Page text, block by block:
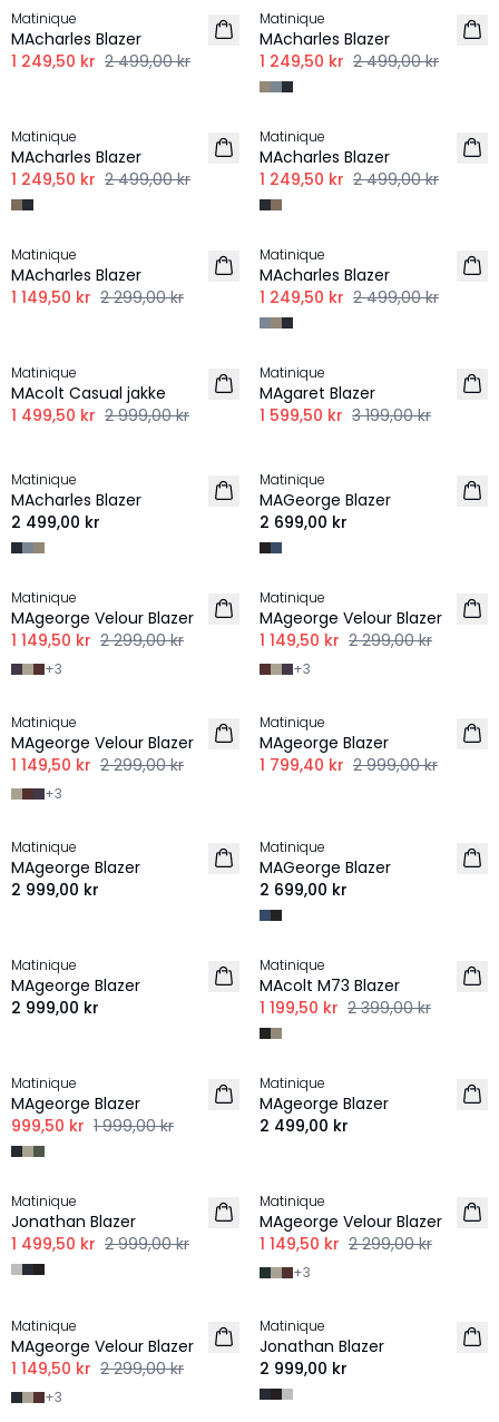
Matinique
MAcharles Blazer
1 249,50 kr 2 499,00 kr
Matinique
MAcharles Blazer
1 249,50 kr 2 499,00 kr
Matinique
MAcharles Blazer
1 249,50 kr 2 499,00 kr
-50%
Matinique
MAcharles Blazer
1 249,50 kr 2 499,00 kr
-50%
Matinique
MAcharles Blazer
1 149,50 kr 2 299,00 kr
-50%
Matinique
MAcharles Blazer
1 249,50 kr 2 499,00 kr
LINNE
Matinique
MAcolt Casual jakke
1 499,50 kr 2 999,00 kr
-50%
Matinique
MAgaret Blazer
1 599,50 kr 3 199,00 kr
Matinique
MAcharles Blazer
2 499,00 kr
Matinique
MAGeorge Blazer
2 699,00 kr
-50%
Matinique
MAgeorge Velour Blazer
1 149,50 kr 2 299,00 kr
+3
-50%
Matinique
MAgeorge Velour Blazer
1 149,50 kr 2 299,00 kr
+3
-50%
Matinique
MAgeorge Velour Blazer
1 149,50 kr 2 299,00 kr
+3
-40%
Matinique
MAgeorge Blazer
1 799,40 kr 2 999,00 kr
Matinique
MAgeorge Blazer
2 999,00 kr
Matinique
MAGeorge Blazer
2 699,00 kr
Matinique
MAgeorge Blazer
2 999,00 kr
-50%
Matinique
MAcolt M73 Blazer
1 199,50 kr 2 399,00 kr
Matinique
MAgeorge Blazer
999,50 kr 1 999,00 kr
Matinique
MAgeorge Blazer
2 499,00 kr
-50%
Matinique
Jonathan Blazer
1 499,50 kr 2 999,00 kr
Matinique
MAgeorge Velour Blazer
1 149,50 kr 2 299,00 kr
+3
Matinique
MAgeorge Velour Blazer
1 149,50 kr 2 299,00 kr
+3
Matinique
Jonathan Blazer
2 999,00 kr
-50%